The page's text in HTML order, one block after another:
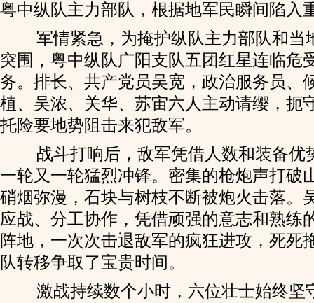
粤中纵队主力部队，根据地军民瞬间陷入
军情紧急，为掩护纵队主力部队和当
突围，粤中纵队广阳支队五团红星连临危
务。排长、共产党员吴宽，政治服务员、
植、吴浓、关华、苏宙六人主动请缨，扼
托险要地势阻击来犯敌军。
战斗打响后，敌军凭借人数和装备优
一轮又一轮猛烈冲锋。密集的枪炮声打破
硝烟弥漫，石块与树枝不断被炮火击落。
应战、分工协作，凭借顽强的意志和熟练
阵地，一次次击退敌军的疯狂进攻，死死
队转移争取了宝贵时间。
激战持续数个小时，六位壮士始终坚